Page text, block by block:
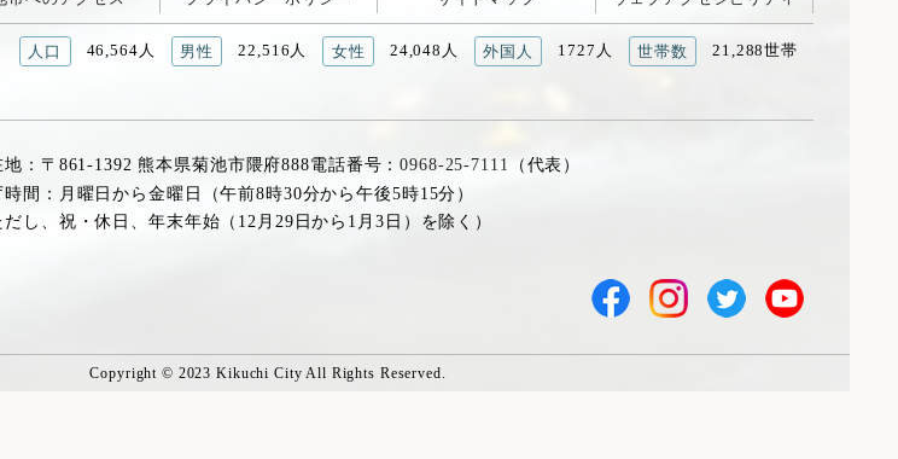
人口 46,564人 男性 22,516人 女性 24,048人 外国人 1727人 世帯数 21,288世帯
地：〒861-1392 熊本県菊池市隈府888電話番号：0968-25-7111
（代表）
時間：月曜日から金曜日（午前8時30分から午後5時15分）
だし、祝・休日、年末年始（12月29日から1月3日）を除く）
Copyright © 2023 Kikuchi City All Rights Reserved.